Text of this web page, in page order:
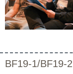
BF19-1/BF19-